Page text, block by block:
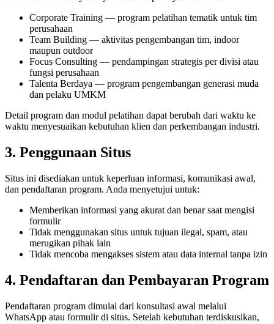
Corporate Training — program pelatihan tematik untuk tim
perusahaan
Team Building — aktivitas pengembangan tim, indoor
maupun outdoor
Focus Consulting — pendampingan strategis per divisi atau
fungsi perusahaan
Talenta Berdaya — program pengembangan generasi muda
dan pelaku UMKM
Detail program dan modul pelatihan dapat berubah dari waktu ke
waktu menyesuaikan kebutuhan klien dan perkembangan industri.
3. Penggunaan Situs
Situs ini disediakan untuk keperluan informasi, komunikasi awal,
dan pendaftaran program. Anda menyetujui untuk:
Memberikan informasi yang akurat dan benar saat mengisi
formulir
Tidak menggunakan situs untuk tujuan ilegal, spam, atau
merugikan pihak lain
Tidak mencoba mengakses sistem atau data internal tanpa izin
4. Pendaftaran dan Pembayaran Program
Pendaftaran program dimulai dari konsultasi awal melalui
WhatsApp atau formulir di situs. Setelah kebutuhan terdiskusikan,